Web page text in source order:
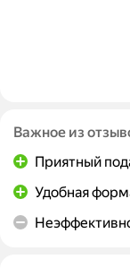
Важное из
Приятный
Удобная